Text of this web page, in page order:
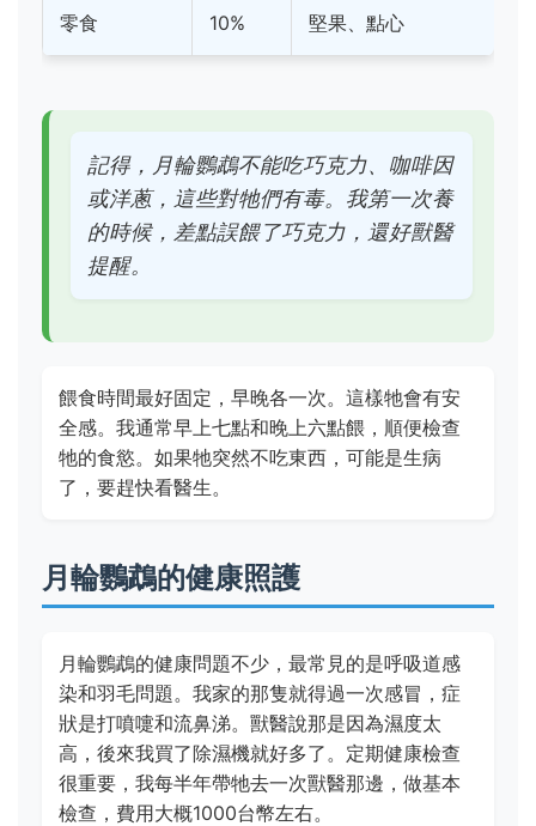
零食 10% 堅果、點心
記得，月輪鸚鵡不能吃巧克力、咖啡因
或洋蔥，這些對牠們有毒。我第一次養
的時候，差點誤餵了巧克力，還好獸醫
提醒。
餵食時間最好固定，早晚各一次。這樣牠會有安
全感。我通常早上七點和晚上六點餵，順便檢查
牠的食慾。如果牠突然不吃東西，可能是生病
了，要趕快看醫生。
月輪鸚鵡的健康照護
月輪鸚鵡的健康問題不少，最常見的是呼吸道感
染和羽毛問題。我家的那隻就得過一次感冒，症
狀是打噴嚏和流鼻涕。獸醫說那是因為濕度太
高，後來我買了除濕機就好多了。定期健康檢查
很重要，我每半年帶牠去一次獸醫那邊，做基本
檢查，費用大概1000台幣左右。